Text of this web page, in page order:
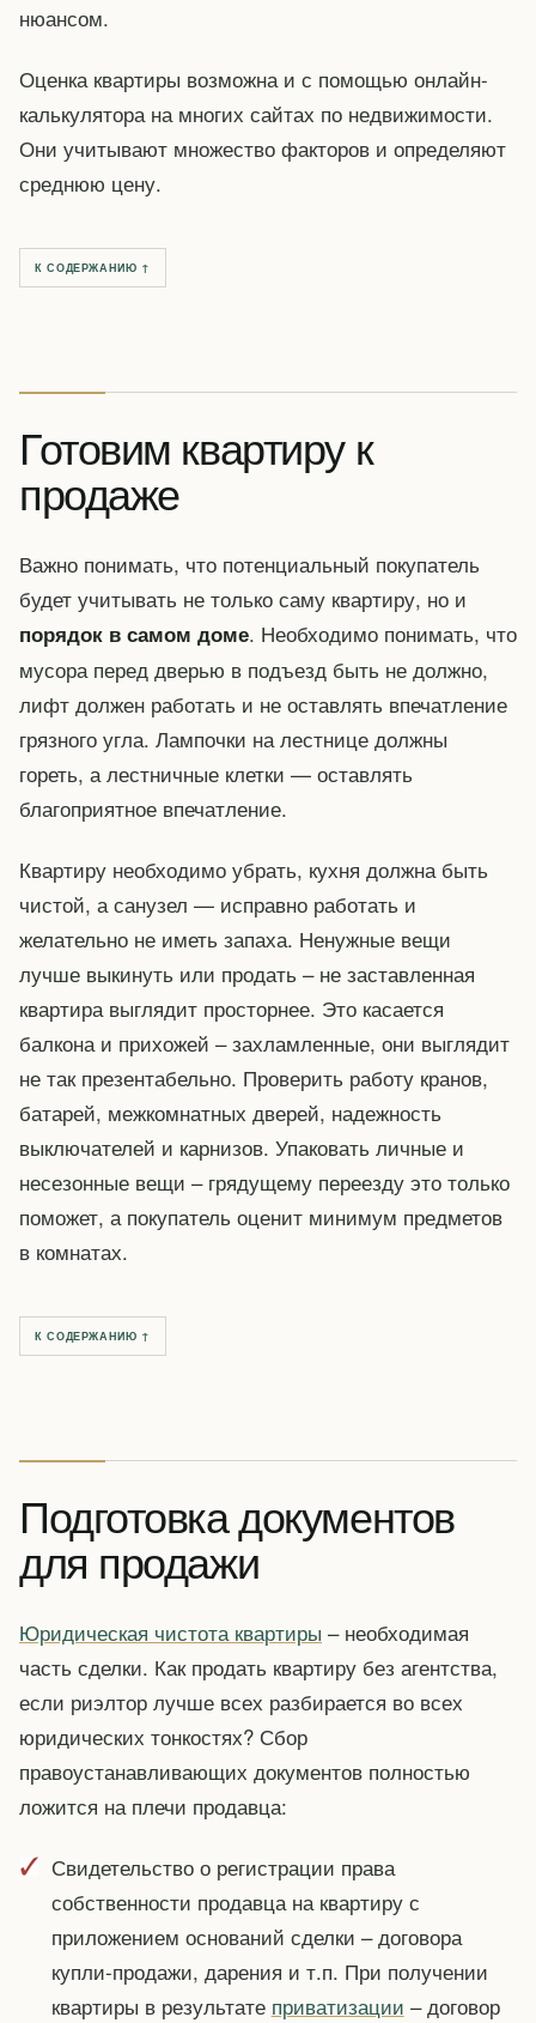
нюансом.
Оценка квартиры возможна и с помощью онлайн-
калькулятора на многих сайтах по недвижимости.
Они учитывают множество факторов и определяют
среднюю цену.
К СОДЕРЖАНИЮ ↑
Готовим квартиру к
продаже
Важно понимать, что потенциальный покупатель
будет учитывать не только саму квартиру, но и
порядок в самом доме. Необходимо понимать, что
мусора перед дверью в подъезд быть не должно,
лифт должен работать и не оставлять впечатление
грязного угла. Лампочки на лестнице должны
гореть, а лестничные клетки — оставлять
благоприятное впечатление.
Квартиру необходимо убрать, кухня должна быть
чистой, а санузел — исправно работать и
желательно не иметь запаха. Ненужные вещи
лучше выкинуть или продать – не заставленная
квартира выглядит просторнее. Это касается
балкона и прихожей – захламленные, они выглядит
не так презентабельно. Проверить работу кранов,
батарей, межкомнатных дверей, надежность
выключателей и карнизов. Упаковать личные и
несезонные вещи – грядущему переезду это только
поможет, а покупатель оценит минимум предметов
в комнатах.
К СОДЕРЖАНИЮ ↑
Подготовка документов
для продажи
Юридическая чистота квартиры – необходимая
часть сделки. Как продать квартиру без агентства,
если риэлтор лучше всех разбирается во всех
юридических тонкостях? Сбор
правоустанавливающих документов полностью
ложится на плечи продавца:
Свидетельство о регистрации права
собственности продавца на квартиру с
приложением оснований сделки – договора
купли-продажи, дарения и т.п. При получении
квартиры в результате приватизации – договор